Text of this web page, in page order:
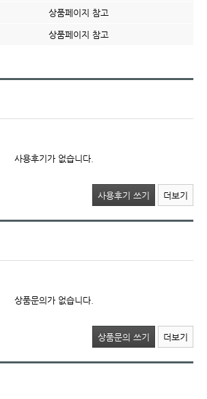
상품페이지 참고
상품페이지 참고
사용후기가 없습니다.
사용후기 쓰기 더보기
상품문의가 없습니다.
상품문의 쓰기 더보기